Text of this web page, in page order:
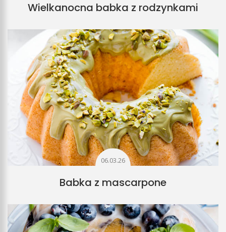
Wielkanocna babka z rodzynkami
06.03.26
Babka z mascarpone